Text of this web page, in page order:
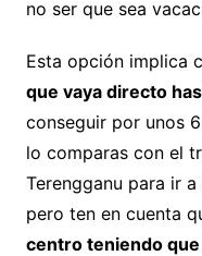
no ser que sea
Esta opción implica
que vaya directo
conseguir por unos
lo comparas con el
Terengganu para ir a
pero ten en cuenta
centro teniendo